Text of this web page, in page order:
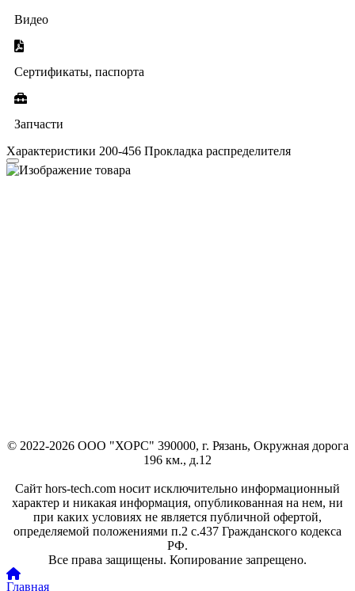
Видео
Сертификаты, паспорта
Запчасти
Характеристики 200-456 Прокладка распределителя
© 2022-2026 ООО "ХОРС" 390000, г. Рязань, Окружная дорога
196 км., д.12
Сайт hors-tech.com носит исключительно информационный
характер и никакая информация, опубликованная на нем, ни
при каких условиях не является публичной офертой,
определяемой положениями п.2 с.437 Гражданского кодекса
РФ.
Все права защищены. Копирование запрещено.
Главная